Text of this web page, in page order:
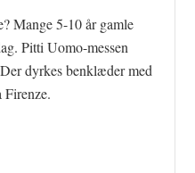
Mange 5-10 år gamle
Pitti Uomo-messen
dyrkes benklæder med
Firenze.